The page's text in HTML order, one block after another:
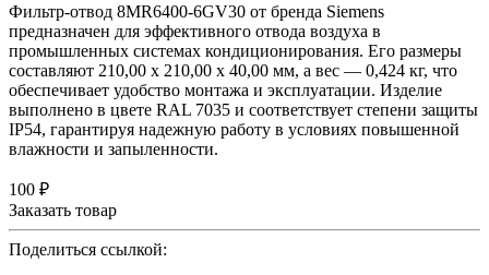
Фильтр-отвод 8MR6400-6GV30 от бренда Siemens
предназначен для эффективного отвода воздуха в
промышленных системах кондиционирования. Его размеры
составляют 210,00 x 210,00 x 40,00 мм, а вес — 0,424 кг, что
обеспечивает удобство монтажа и эксплуатации. Изделие
выполнено в цвете RAL 7035 и соответствует степени защиты
IP54, гарантируя надежную работу в условиях повышенной
влажности и запыленности.
100 ₽
Заказать товар
Поделиться ссылкой: